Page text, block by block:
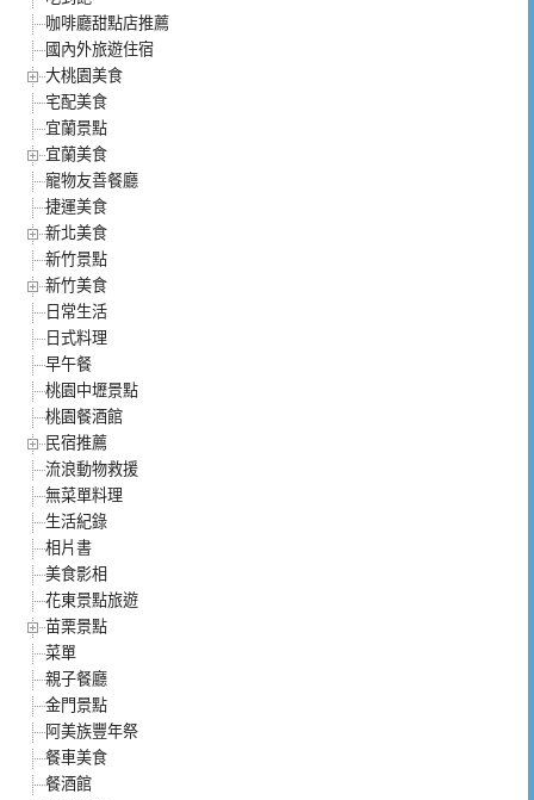
咖啡廳甜點店推薦
國內外旅遊住宿
大桃園美食
宅配美食
宜蘭景點
宜蘭美食
寵物友善餐廳
捷運美食
新北美食
新竹景點
新竹美食
日常生活
日式料理
早午餐
桃園中壢景點
桃園餐酒館
民宿推薦
流浪動物救援
無菜單料理
生活紀錄
相片書
美食影相
花東景點旅遊
苗栗景點
菜單
親子餐廳
金門景點
阿美族豐年祭
餐車美食
餐酒館